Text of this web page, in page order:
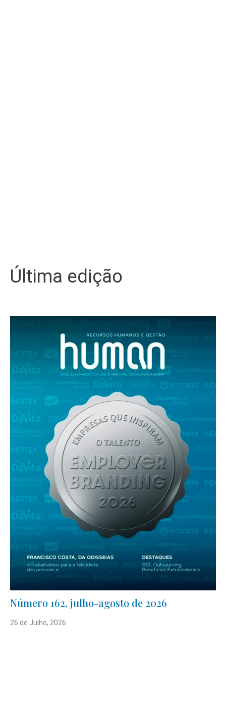
Última edição
Número 162, julho-agosto de 2026
26 de Julho, 2026